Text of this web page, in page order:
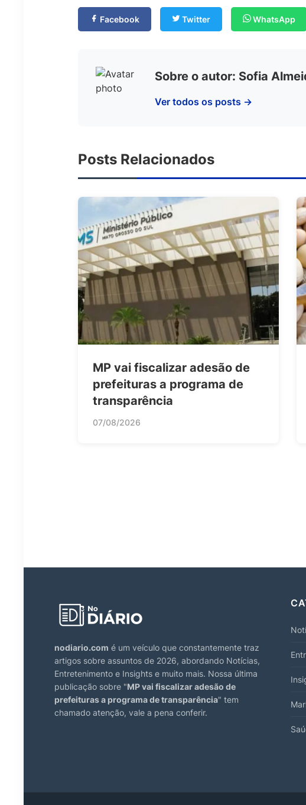
Facebook Twitter WhatsApp
Sobre o autor: Sofia
Ver todos os posts →
Posts Relacionados
MP vai fiscalizar adesão de
prefeituras a programa de
transparência
07/08/2026
nodiario.com é um veículo que constantemente traz
artigos sobre assuntos de 2026, abordando Notícias,
Entretenimento e Insights e muito mais. Nossa última
publicação sobre "MP vai fiscalizar adesão de
prefeituras a programa de transparência" tem
chamado atenção, vale a pena conferir.